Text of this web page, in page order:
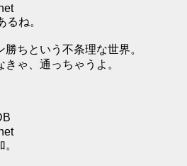
ね。
ちという不条理な世界。
ゃ、通っちゃうよ。